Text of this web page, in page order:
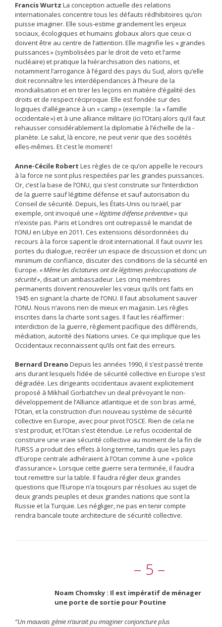
Francis Wurtz La conception actuelle des relations
internationales concentre tous les défauts rédhibitoires qu’on
puisse imaginer. Elle sous-estime grandement les enjeux
sociaux, écologiques et humains globaux alors que ceux-ci
doivent être au centre de l’attention. Elle magnifie les « grandes
puissances » (symbolisées par le droit de veto et l’arme
nucléaire) et pratique la hiérarchisation des nations, et
notamment l’arrogance à l’égard des pays du Sud, alors qu’elle
doit reconnaître les interdépendances à l’heure de la
mondialisation et en tirer les leçons en matière d’égalité des
droits et de respect ­réciproque. Elle est fondée sur des
logiques d’allégeance à un « camp » (exemple : la « famille
occidentale ») et à une alliance militaire (ici l’Otan) alors qu’il faut
rehausser considérablement la diplomatie à l’échelle de la ­
planète. Le salut, là encore, ne peut venir que des sociétés
elles-mêmes. Et c’est le moment !
Anne-Cécile Robert Les règles de ce qu’on appelle le recours
à la force ne sont plus respectées par les grandes puissances.
Or, c’est la base de l’ONU, qui s’est construite sur l’interdiction
de la guerre sauf ­légitime défense et sauf autorisation du
Conseil de ­sécurité. Depuis, les États-Unis ou Israël, par
exemple, ont invoqué une « légitime défense préventive » qui
n’existe pas. Paris et Londres ont outrepassé le mandat de
l’ONU en Libye en 2011. Ces extensions désordonnées du
recours à la force sapent le droit international. Il faut ouvrir les
portes du dialogue, recréer un espace de discussion et donc un
minimum de confiance, discuter des conditions de la sécurité en
Europe. « Même les dictatures ont de légitimes préoccupations de
sécurité », disait un ambassadeur. Les cinq membres
permanents doivent renouveler les vœux qu’ils ont faits en
1945 en signant la charte de l’ONU. Il faut absolument sauver
l’ONU. Nous n’avons rien de mieux en ­magasin. Les règles
inscrites dans la charte sont sages. Il faut les réaffirmer :
interdiction de la guerre, règlement pacifique des différends,
médiation, autorité des Nations unies. Ce qui implique que les
Occidentaux reconnaissent qu’ils ont fait des erreurs.
Bernard Dreano Depuis les années 1990, il s’est passé trente
ans durant lesquels l’idée de sécurité collective en Europe s’est
dégradée. Les dirigeants occidentaux avaient explicitement
proposé à Mikhaïl Gorbatchev un deal prévoyant le non-
développement de l’Alliance atlantique et de son bras armé,
l’Otan, et la construction d’un nouveau système de sécurité
collective en Europe, avec pour pivot l’OSCE. Rien de cela ne
s’est produit, et l’Otan s’est étendue. Le refus occidental de
construire une vraie sécurité collective au moment de la fin de
l’URSS a produit des effets à long terme, tandis que les pays
d’Europe centrale adhéraient à l’Otan comme à une « police
d’assurance ». Lorsque cette guerre sera terminée, il faudra
tout remettre sur la table. Il faudra régler deux grandes
questions que l’Europe n’a toujours par résolues au sujet de
deux grands peuples et deux grandes nations que sont la
Russie et la Turquie. Les négliger, ne pas en tenir compte
rendra bancale toute architecture de sécurité collective.
– 5 –
Noam Chomsky : Il est impératif de ménager
une porte de sortie pour Poutine
“Un mauvais génie n’aurait pu imaginer conjoncture plus